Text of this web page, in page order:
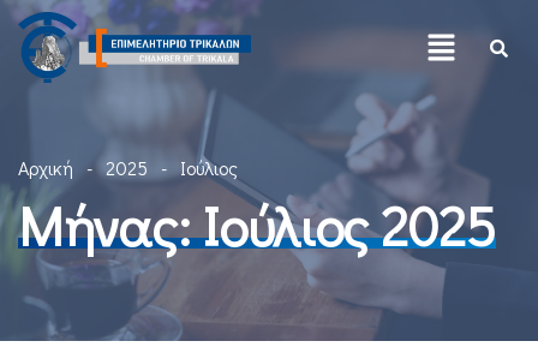
Αρχική 2025 Ιούλιος
Μήνας:Ιούλιος 2025